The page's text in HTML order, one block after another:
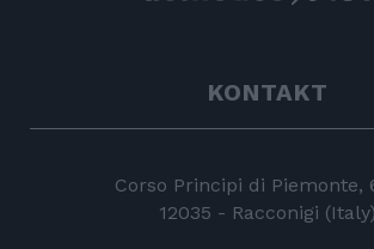
KONTAKT
Corso Principi di Piemonte,
12035 - Racconigi (Italy)